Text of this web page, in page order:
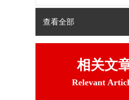
查看全部
相关文
Relevant